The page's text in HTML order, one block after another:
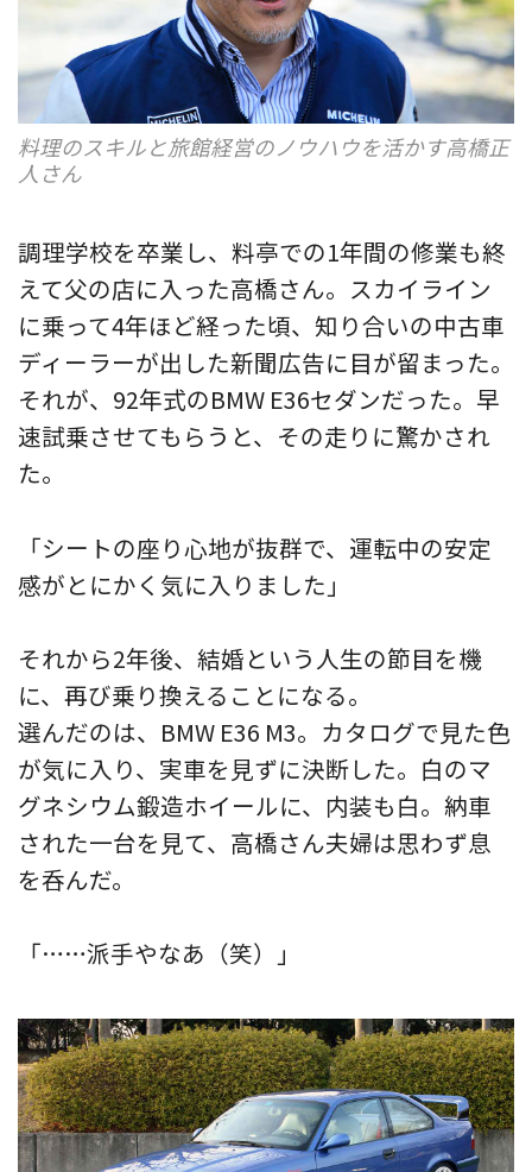
料理のスキルと旅館経営のノウハウを活かす高橋正
人さん
調理学校を卒業し、料亭での1年間の修業も終
えて父の店に入った高橋さん。スカイライン
に乗って4年ほど経った頃、知り合いの中古車
ディーラーが出した新聞広告に目が留まった。
それが、92年式のBMW E36セダンだった。早
速試乗させてもらうと、その走りに驚かされ
た。
「シートの座り心地が抜群で、運転中の安定
感がとにかく気に入りました」
それから2年後、結婚という人生の節目を機
に、再び乗り換えることになる。
選んだのは、BMW E36 M3。カタログで見た色
が気に入り、実車を見ずに決断した。白のマ
グネシウム鍛造ホイールに、内装も白。納車
された一台を見て、高橋さん夫婦は思わず息
を呑んだ。
「……派手やなあ（笑）」